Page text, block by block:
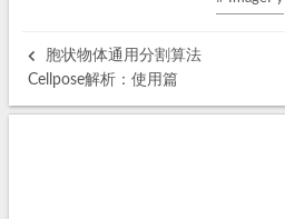
胞状物体通用分割算法
Cellpose解析：使用篇